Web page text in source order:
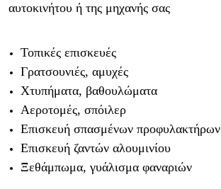
αυτοκινήτου ή της μηχανής σας
Τοπικές επισκευές
Γρατσουνιές, αμυχές
Χτυπήματα, βαθουλώματα
Αεροτομές, σπόιλερ
Επισκευή σπασμένων προφυλακτήρων
Επισκευή ζαντών αλουμινίου
Ξεθάμπωμα, γυάλισμα φαναριών